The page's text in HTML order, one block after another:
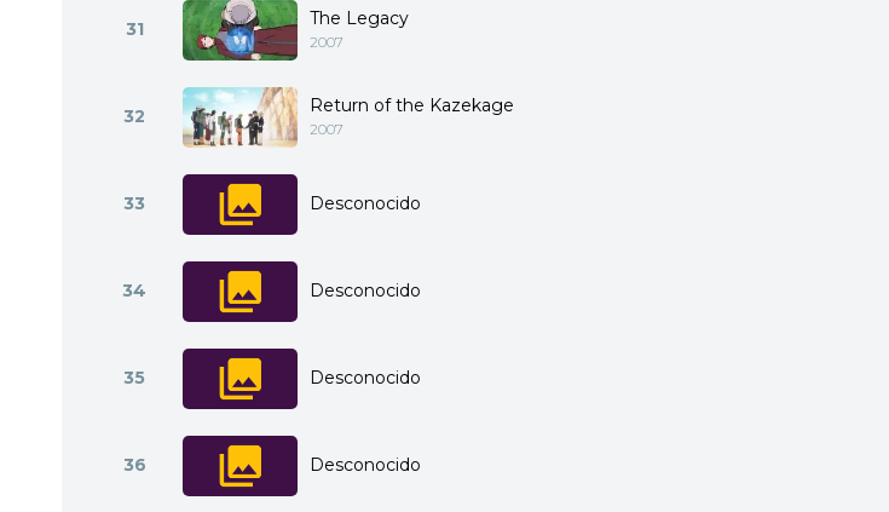
31 The Legacy
2007
32 Return of the Kazekage
2007
33 Desconocido
34 Desconocido
35 Desconocido
36 Desconocido